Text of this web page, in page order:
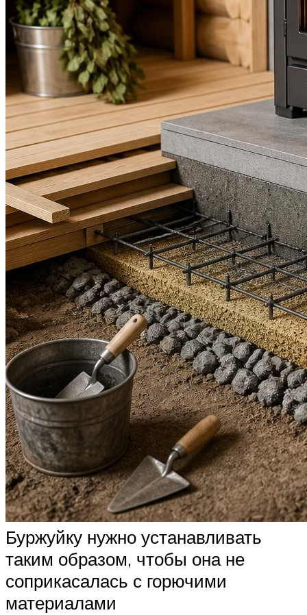
Буржуйку нужно устанавливать
таким образом, чтобы она не
соприкасалась с горючими
материалами